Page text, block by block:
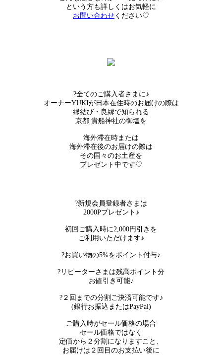
という方も詳しくはお気軽に
お問い合わせ ください♡
?全てのご購入者さまに♪
オーナーYUKIが日本在住時のお届けの際は
縁結び・良縁で知られる
京都 貴船神社の御塩を
海外滞在時または
海外滞在後のお届けの際は
その国々のお土産を
プレゼント中です♡
?新規会員登録者さまは
2000Pプレゼント♪
初回ご購入時に2,000円引きを
ご利用いただけます♪
?お買い物の5%をポイント付与♪
?リピーターさまは残高ポイント分
お値引き可能♪
?２回までの分割ご決済可能です♪
(銀行お振込またはPayPal)
ご購入時がセール価格の場合
セール価格ではなく
定価から２分割になりますこと、
お届けは２回目のお支払い後に